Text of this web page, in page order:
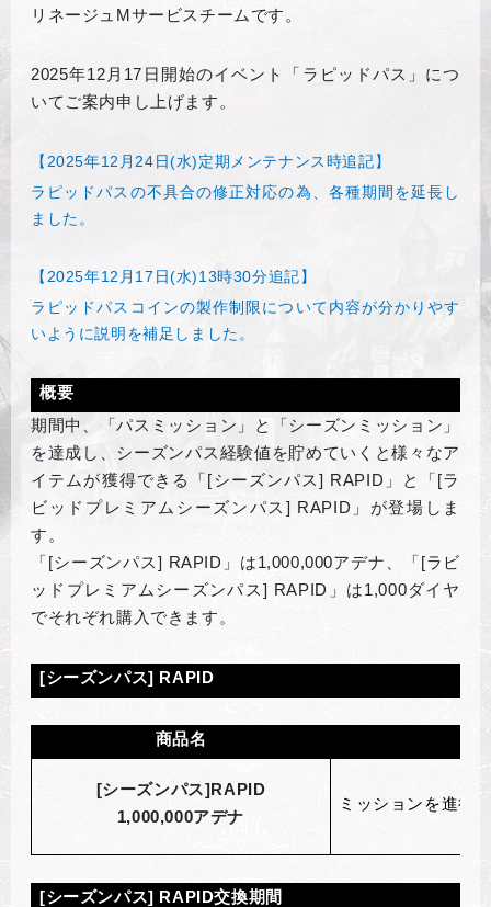
リネージュMサービスチームです。
2025年12月17日開始のイベント
「ラピッドパス」につ
いてご案内申し上げます。
【2025年12月24日(水)定期メンテナンス時追記】
ラピッドパスの不具合の修正対応の為、各種期間を延長し
ました。
【2025年12月17日(水)13時30分追記】
ラピッドパスコインの製作制限について内容が分かりやす
いように説明を補足しました。
概要
期間中、「パスミッション」と「シーズンミッション」
を達成し、シーズンパス経験値を貯めていくと様々なア
イテムが獲得できる「[シーズンパス] RAPID 」と「[ラ
ビッドプレミアムシーズンパス] RAPID 」が登場しま
す。
「[シーズンパス] RAPID」は1,000,000アデナ、「[ラビ
ッドプレミアムシーズンパス] RAPID」は1,000ダイヤ
でそれぞれ購入できます。
[シーズンパス] RAPID
商品名
[シーズンパス]RAPID
1,000,000アデナ
ミッションを進行
[シーズンパス] RAPID交換期間